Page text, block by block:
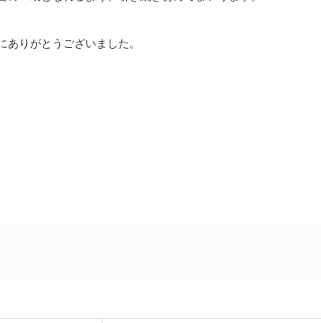
りがとうございました。